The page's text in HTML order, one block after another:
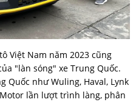
Việt Nam năm 2023 cũng
"làn sóng" xe Trung Quốc.
Quốc như Wuling, Haval, Lynk
lần lượt trình làng, phân